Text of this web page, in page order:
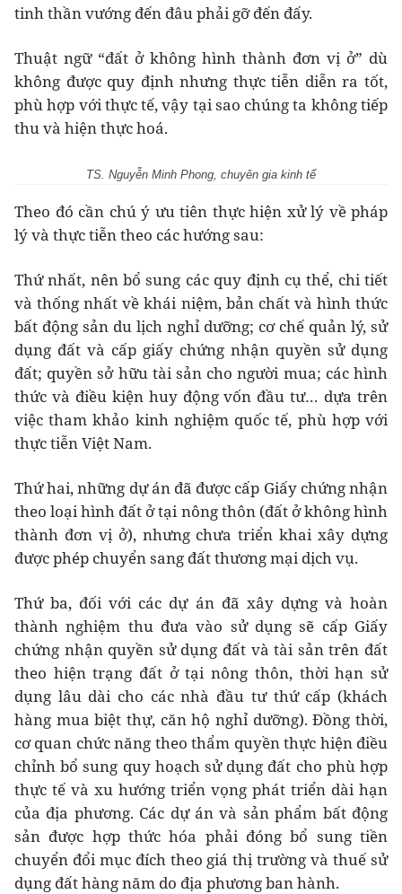
tinh thần vướng đến đâu phải gỡ đến đấy.
Thuật ngữ “đất ở không hình thành đơn vị ở” dù
không được quy định nhưng thực tiễn diễn ra tốt,
phù hợp với thực tế, vậy tại sao chúng ta không tiếp
thu và hiện thực hoá.
TS. Nguyễn Minh Phong, chuyên gia kinh tế
Theo đó cần chú ý ưu tiên thực hiện xử lý về pháp
lý và thực tiễn theo các hướng sau:
Thứ nhất, nên bổ sung các quy định cụ thể, chi tiết
và thống nhất về khái niệm, bản chất và hình thức
bất động sản du lịch nghỉ dưỡng; cơ chế quản lý, sử
dụng đất và cấp giấy chứng nhận quyền sử dụng
đất; quyền sở hữu tài sản cho người mua; các hình
thức và điều kiện huy động vốn đầu tư… dựa trên
việc tham khảo kinh nghiệm quốc tế, phù hợp với
thực tiễn Việt Nam.
Thứ hai, những dự án đã được cấp Giấy chứng nhận
theo loại hình đất ở tại nông thôn (đất ở không hình
thành đơn vị ở), nhưng chưa triển khai xây dựng
được phép chuyển sang đất thương mại dịch vụ.
Thứ ba, đối với các dự án đã xây dựng và hoàn
thành nghiệm thu đưa vào sử dụng sẽ cấp Giấy
chứng nhận quyền sử dụng đất và tài sản trên đất
theo hiện trạng đất ở tại nông thôn, thời hạn sử
dụng lâu dài cho các nhà đầu tư thứ cấp (khách
hàng mua biệt thự, căn hộ nghỉ dưỡng). Đồng thời,
cơ quan chức năng theo thẩm quyền thực hiện điều
chỉnh bổ sung quy hoạch sử dụng đất cho phù hợp
thực tế và xu hướng triển vọng phát triển dài hạn
của địa phương. Các dự án và sản phẩm bất động
sản được hợp thức hóa phải đóng bổ sung tiền
chuyển đổi mục đích theo giá thị trường và thuế sử
dụng đất hàng năm do địa phương ban hành.